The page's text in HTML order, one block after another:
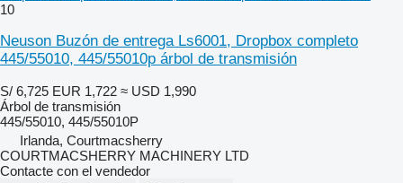
10
Neuson Buzón de entrega Ls6001, Dropbox completo
445/55010, 445/55010p árbol de transmisión
S/ 6,725 EUR 1,722 ≈ USD 1,990
Árbol de transmisión
445/55010, 445/55010P
Irlanda, Courtmacsherry
COURTMACSHERRY MACHINERY LTD
Contacte con el vendedor